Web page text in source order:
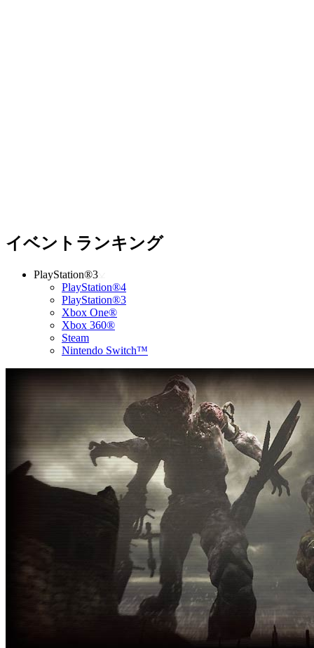
イベントランキング
PlayStation®3
PlayStation®4
PlayStation®3
Xbox One®
Xbox 360®
Steam
Nintendo Switch™